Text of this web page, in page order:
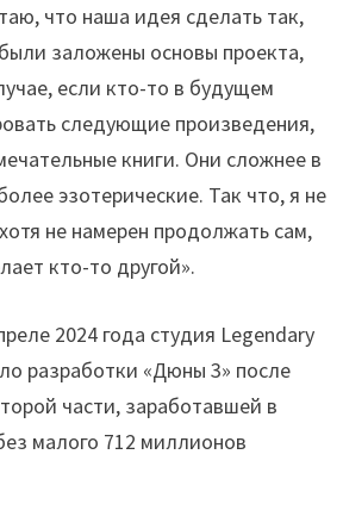
что наша идея сделать так,
заложены основы проекта,
если кто-то в будущем
следующие произведения,
книги. Они сложнее в
эзотерические. Так что, я не
не намерен продолжать сам,
кто-то другой».
2024 года студия Legendary
разработки «Дюны 3» после
части, заработавшей в
малого 712 миллионов